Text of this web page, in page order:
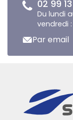
02 99
Du lundi
vendredi :
Par email